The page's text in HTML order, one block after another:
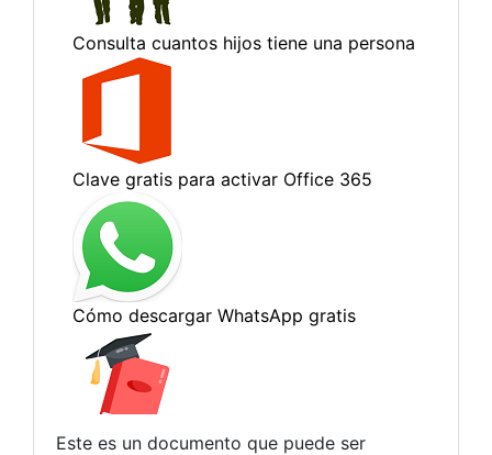
Este es un documento que puede ser